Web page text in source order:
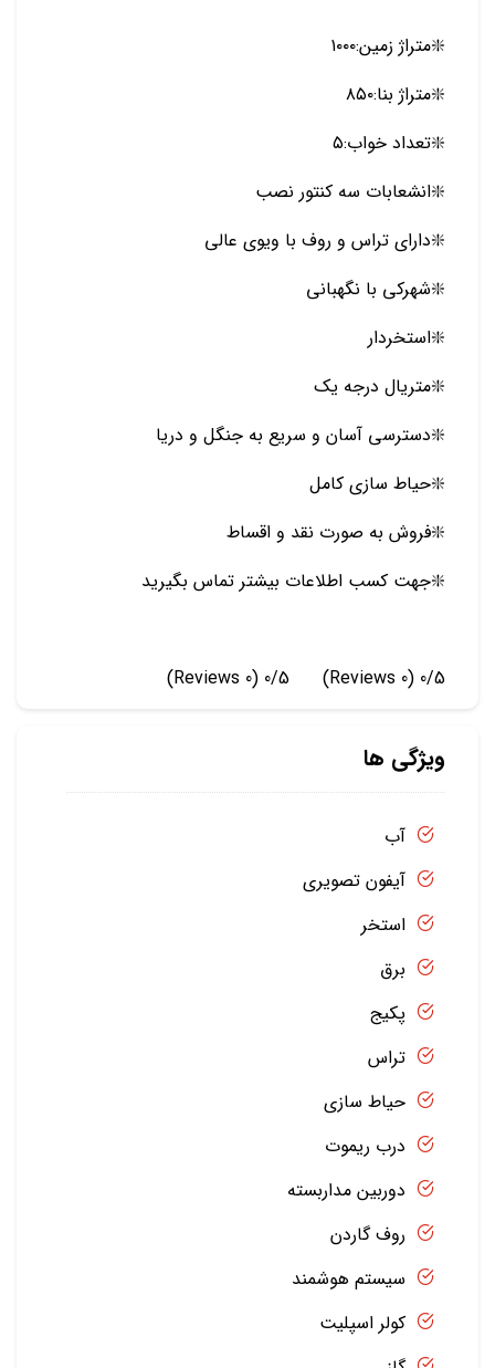
❇️متراژ زمین:۱۰۰۰
❇️متراژ بنا:۸۵۰
❇️تعداد خواب:۵
❇️انشعابات سه کنتور نصب
❇️دارای تراس و روف با ویوی عالی
❇️شهرکی با نگهبانی
❇️استخردار
❇️متریال درجه یک
❇️دسترسی آسان و سریع به جنگل و دریا
❇️حیاط سازی کامل
❇️فروش به صورت نقد و اقساط
❇️جهت کسب اطلاعات بیشتر تماس بگیرید
0/5
(0 Reviews)
0/5
(0 Reviews)
ویژگی ها
آب
آیفون تصویری
استخر
برق
پکیج
تراس
حیاط سازی
درب ریموت
دوربین مداربسته
روف گاردن
سیستم هوشمند
کولر اسپلیت